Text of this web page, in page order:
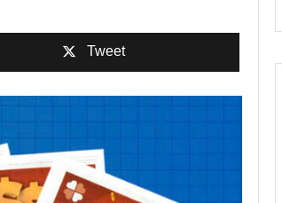
Tweet